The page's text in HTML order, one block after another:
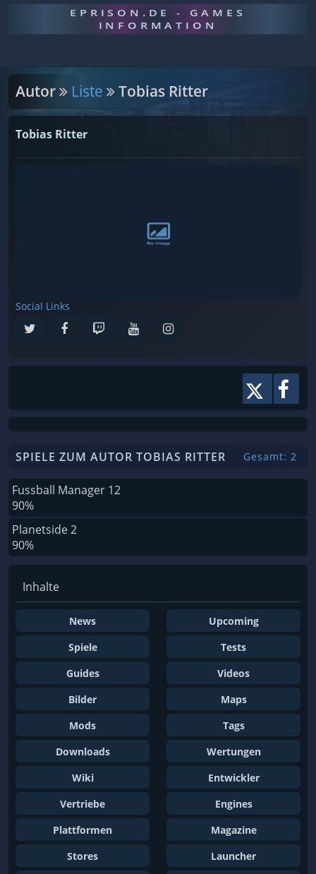
EPRISON.DE - GAMES
INFORMATION
Autor Liste Tobias Ritter
Tobias Ritter
Social Links
SPIELE ZUM AUTOR TOBIAS RITTER Gesamt: 2
Fussball Manager 12
90%
Planetside 2
90%
Inhalte
News
Upcoming
Spiele
Tests
Guides
Videos
Bilder
Maps
Mods
Tags
Downloads
Wertungen
Wiki
Entwickler
Vertriebe
Engines
Plattformen
Magazine
Stores
Launcher